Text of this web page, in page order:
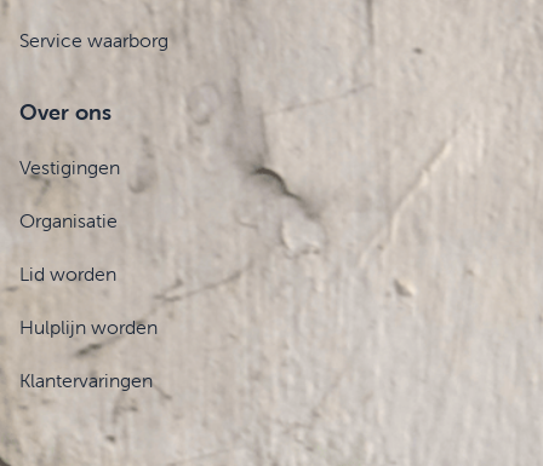
Service waarborg
Over ons
Vestigingen
Organisatie
Lid worden
Hulplijn worden
Klantervaringen